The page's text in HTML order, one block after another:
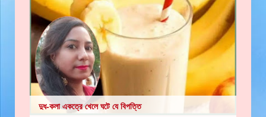
দুধ-কলা একত্রে খেলে ঘটে যে বিপত্তি